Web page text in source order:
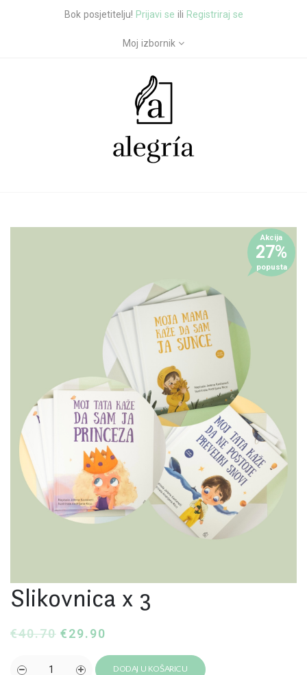
Bok posjetitelju! Prijavi se ili Registriraj se
Moj izbornik
Akcija
27%
popusta
Slikovnica x 3
€40.70 €29.90
DODAJ U KOŠARICU